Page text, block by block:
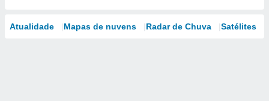
Atualidade Mapas de nuvens Radar de Chuva Satélites